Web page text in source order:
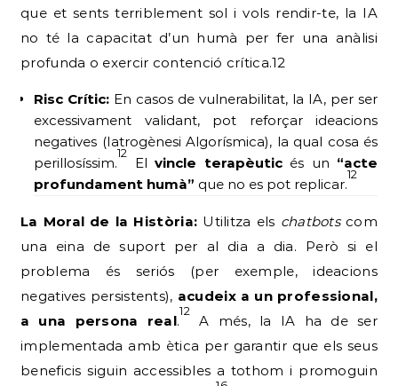
que et sents terriblement sol i vols rendir-te, la IA
no té la capacitat d’un humà per fer una anàlisi
profunda o exercir contenció crítica.12
Risc Crític: En casos de vulnerabilitat, la IA, per ser
excessivament validant, pot reforçar ideacions
negatives (Iatrogènesi Algorísmica), la qual cosa és
perillosíssim.
12
El vincle terapèuticés un “acte
profundament humà” que no es pot replicar.
12
La Moral de la Història: Utilitza els chatbotscom
una eina de suport per al dia a dia. Però si el
problema és seriós (per exemple, ideacions
negatives persistents), acudeix a un professional,
a una persona real.
12
A més, la IA ha de ser
implementada amb ètica per garantir que els seus
beneficis siguin accessibles a tothom i promoguin